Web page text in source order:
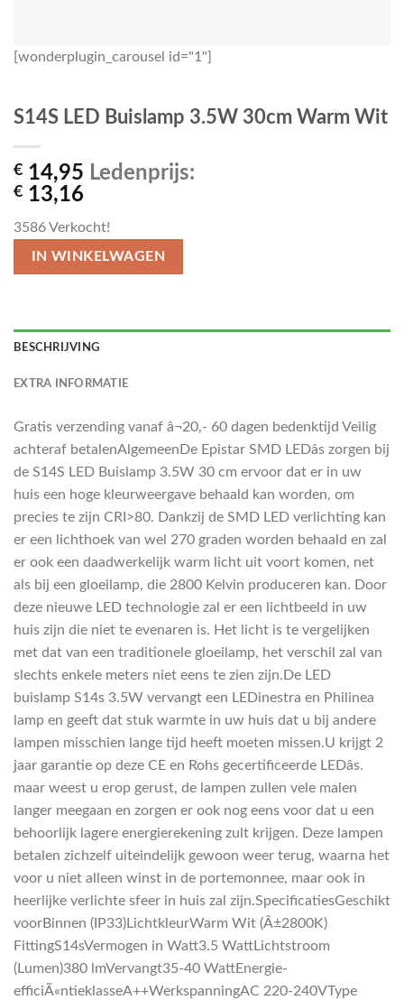
[wonderplugin_carousel id="1"]
S14S LED Buislamp 3.5W 30cm Warm Wit
€ 14,95 Ledenprijs:
€ 13,16
3586Verkocht!
IN WINKELWAGEN
BESCHRIJVING
EXTRA INFORMATIE
Gratis verzending vanaf â¬20,- 60 dagen bedenktijd Veilig
achteraf betalenAlgemeenDe Epistar SMD LEDâs zorgen bij
de S14S LED Buislamp 3.5W 30 cm ervoor dat er in uw
huis een hoge kleurweergave behaald kan worden, om
precies te zijn CRI>80. Dankzij de SMD LED verlichting kan
er een lichthoek van wel 270 graden worden behaald en zal
er ook een daadwerkelijk warm licht uit voort komen, net
als bij een gloeilamp, die 2800 Kelvin produceren kan. Door
deze nieuwe LED technologie zal er een lichtbeeld in uw
huis zijn die niet te evenaren is. Het licht is te vergelijken
met dat van een traditionele gloeilamp, het verschil zal van
slechts enkele meters niet eens te zien zijn.De LED
buislamp S14s 3.5W vervangt een LEDinestra en Philinea
lamp en geeft dat stuk warmte in uw huis dat u bij andere
lampen misschien lange tijd heeft moeten missen.U krijgt 2
jaar garantie op deze CE en Rohs gecertificeerde LEDâs.
maar weest u erop gerust, de lampen zullen vele malen
langer meegaan en zorgen er ook nog eens voor dat u een
behoorlijk lagere energierekening zult krijgen. Deze lampen
betalen zichzelf uiteindelijk gewoon weer terug, waarna het
voor u niet alleen winst in de portemonnee, maar ook in
heerlijke verlichte sfeer in huis zal zijn.SpecificatiesGeschikt
voorBinnen (IP33)LichtkleurWarm Wit (Â±2800K)
FittingS14sVermogen in Watt3.5 WattLichtstroom
(Lumen)380 lmVervangt35-40 WattEnergie-
efficiÃ«ntieklasseA++WerkspanningAC 220-240VType